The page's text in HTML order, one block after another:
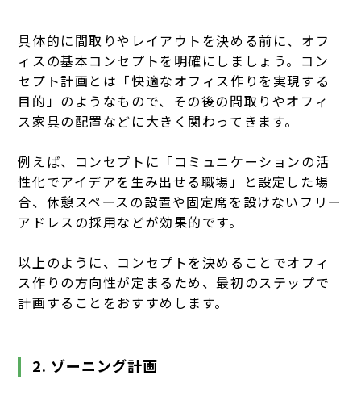
具体的に間取りやレイアウトを決める前に、オフ
ィスの基本コンセプトを明確にしましょう。コン
セプト計画とは「快適なオフィス作りを実現する
目的」のようなもので、その後の間取りやオフィ
ス家具の配置などに大きく関わってきます。
例えば、コンセプトに「コミュニケーションの活
性化でアイデアを生み出せる職場」と設定した場
合、休憩スペースの設置や固定席を設けないフリー
アドレスの採用などが効果的です。
以上のように、コンセプトを決めることでオフィ
ス作りの方向性が定まるため、最初のステップで
計画することをおすすめします。
2. ゾーニング計画